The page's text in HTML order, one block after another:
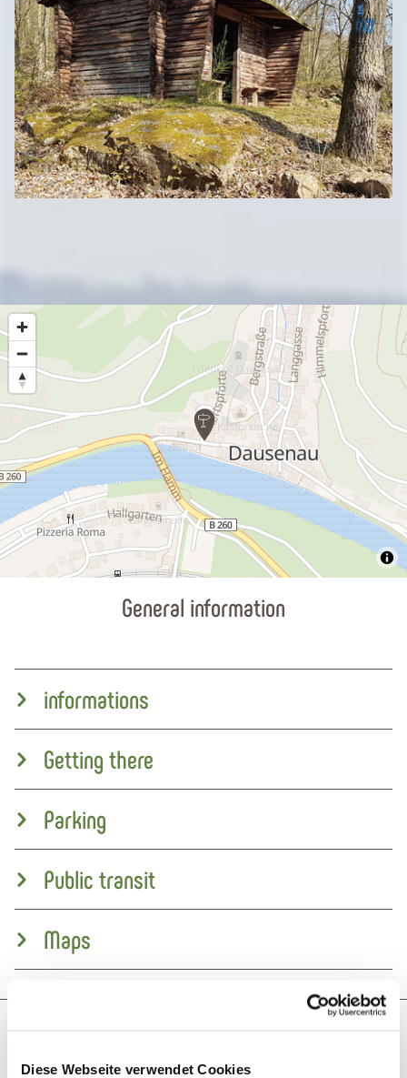
Diese Webseite verwendet Cookies
General information
informations
Getting there
Parking
Public transit
Maps